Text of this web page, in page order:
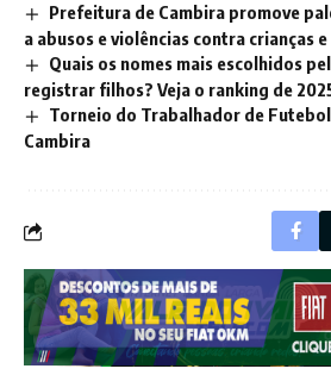
Prefeitura de Cambira promove
a abusos e violências contra crianças
Quais os nomes mais escolhidos
registrar filhos? Veja o ranking de
Torneio do Trabalhador de
Cambira